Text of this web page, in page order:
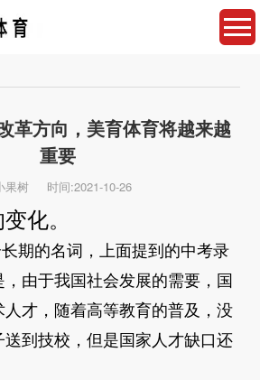
革方向，美育体育将越来越
重要
果树 时间:2021-10-26
化。
期的名词，上面提到的中考录
由于我国社会发展的需要，国
人才，随着高等教育的普及，没
到技校，但是国家人才缺口还